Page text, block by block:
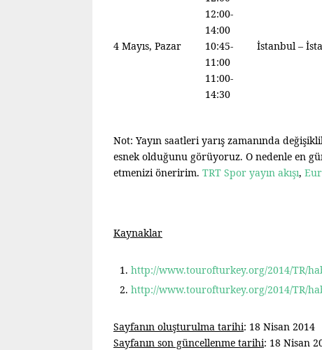
12:00-
14:00
4 Mayıs, Pazar
10:45-
11:00
11:00-
14:30
İstanbul –
Not: Yayın saatleri yarış zamanında
esnek olduğunu görüyoruz. O nedenle en
etmenizi öneririm. TRT Spor yayın akışı,
Kaynaklar
http://www.tourofturkey.org/2014/TR/
http://www.tourofturkey.org/2014/TR/
Sayfanın oluşturulma tarihi: 18 Nisan 2014
Sayfanın son güncellenme tarihi: 18 Nisan